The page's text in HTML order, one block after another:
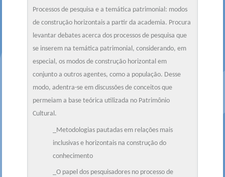
Processos de pesquisa e a temática patrimonial: modos
de construção horizontais a partir da academia. Procura
levantar debates acerca dos processos de pesquisa que
se inserem na temática patrimonial, considerando, em
especial, os modos de construção horizontal em
conjunto a outros agentes, como a população. Desse
modo, adentra-se em discussões de conceitos que
permeiam a base teórica utilizada no Patrimônio
Cultural.
_Metodologias pautadas em relações mais
inclusivas e horizontais na construção do
conhecimento
_O papel dos pesquisadores no processo de